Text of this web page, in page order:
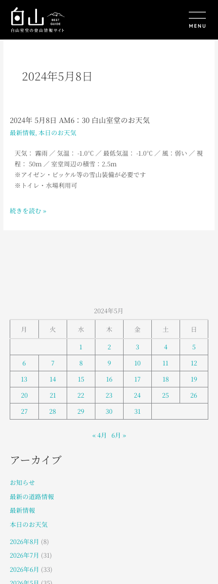
2024年5月8日
2024年 5月8日 AM6：30 白山室堂のお天気
最新情報, 本日のお天気
天気： 霧雨 ／ 気温： -1.0℃ ／ 最低気温： -1.0℃ ／ 風：弱い ／ 視
程： 50ｍ ／ 室堂周辺の積雪：2.5ｍ
※アイゼン・ピッケル等の雪山装備が必要です
※トイレ・水場利用可
2024
年
月
AM6：
白
続きを読む »
2024年5月
月
火 水 木 金 土
日
1
2 3 4
5
6
7 8 9 10 11
12
13
14 15 16 17 18
19
20
21 22 23 24 25
26
27
28 29 30 31
« 4月 6月 »
アーカイブ
お知らせ
最新の道路情報
最新情報
本日のお天気
2026年8月 (8)
2026年7月 (31)
2026年6月 (33)